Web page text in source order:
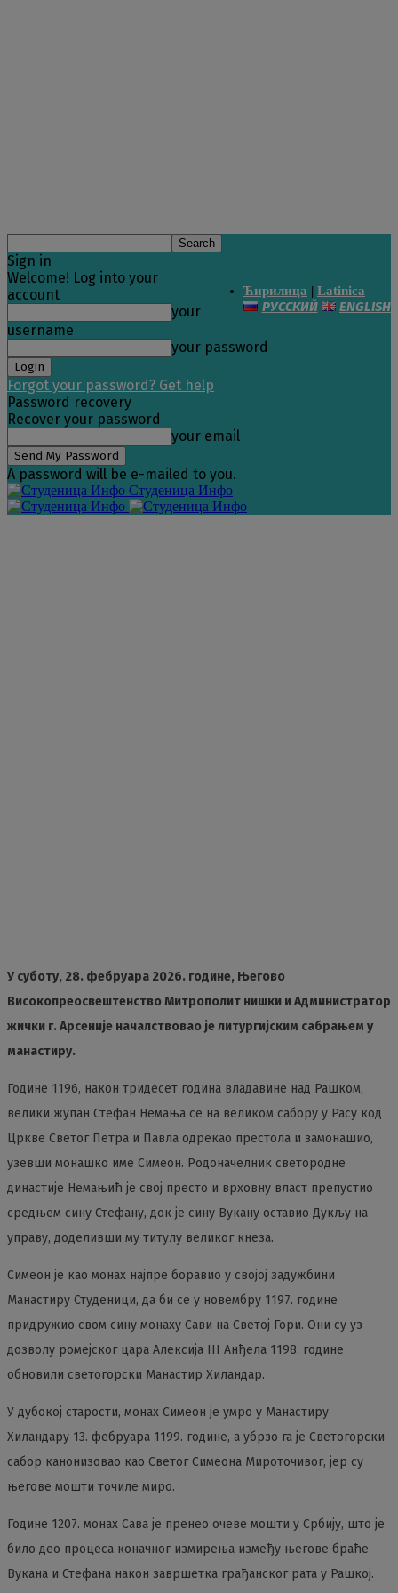
Ћирилица | Latinica
РУССКИЙ ENGLISH
Sign in
Welcome! Log into your
account
your
username
your password
Forgot your password? Get help
Password recovery
Recover your password
your email
A password will be e-mailed to you.
Студеница Инфо
У суботу, 28. фебруара 2026. године, Његово
Високопреосвештенство Митрополит нишки и Администратор
жички г. Арсеније началствовао је литургијским сабрањем у
манастиру.
Године 1196, након тридесет година владавине над Рашком,
велики жупан Стефан Немања се на великом сабору у Расу код
Цркве Светог Петра и Павла одрекао престола и замонашио,
узевши монашко име Симеон. Родоначелник светородне
династије Немањић је свој престо и врховну власт препустио
средњем сину Стефану, док је сину Вукану оставио Дукљу на
управу, доделивши му титулу великог кнеза.
Симеон је као монах најпре боравио у својој задужбини
Манастиру Студеници, да би се у новембру 1197. године
придружио свом сину монаху Сави на Светој Гори. Они су уз
дозволу ромејског цара Алексија III Анђела 1198. године
обновили светогорски Манастир Хиландар.
У дубокој старости, монах Симеон је умро у Манастиру
Хиландару 13. фебруара 1199. године, а убрзо га је Светогорски
сабор канонизовао као Светог Симеона Мироточивог, јер су
његове мошти точиле миро.
Године 1207. монах Сава је пренео очеве мошти у Србију, што је
било део процеса коначног измирења између његове браће
Вукана и Стефана након завршетка грађанског рата у Рашкој.